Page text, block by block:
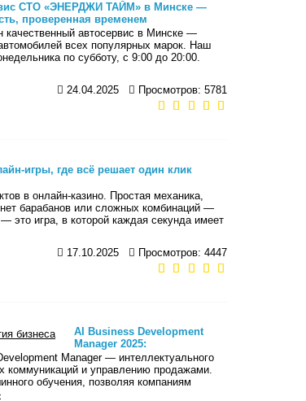
СТО «ЭНЕРДЖИ ТАЙМ» в Минске —
проверенная временем
автосервис в Минске —
всех популярных марок. Наш
по субботу, с 9:00 до 20:00.
24.04.2025
Просмотров: 5781
игры, где всё решает один клик
в онлайн-казино. Простая механика,
барабанов или сложных комбинаций —
это игра, в которой каждая секунда имеет
17.10.2025
Просмотров: 4447
AI Business Development
Manager 2025:
Искусственный интеллект
для автоматизированного
развития бизнеса
Manager — интеллектуального
коммуникаций и управлению продажами.
обучения, позволяя компаниям